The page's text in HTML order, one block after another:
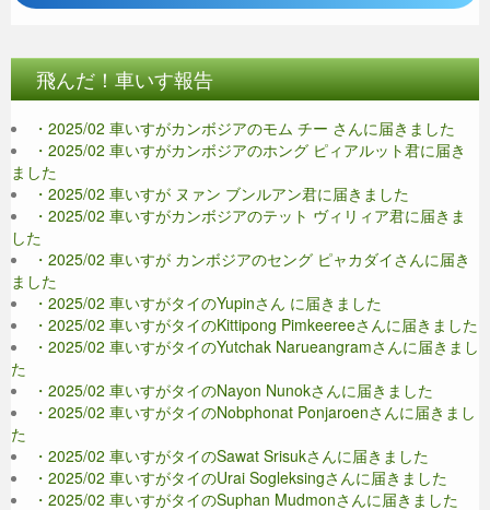
飛んだ！車いす報告
・2025/02 車いすがカンボジアのモム チー さんに届きました
・2025/02 車いすがカンボジアのホング ピィアルット君に届き
ました
・2025/02 車いすが ヌァン ブンルアン君に届きました
・2025/02 車いすがカンボジアのテット ヴィリィア君に届きま
した
・2025/02 車いすが カンボジアのセング ピャカダイさんに届き
ました
・2025/02 車いすがタイのYupinさん に届きました
・2025/02 車いすがタイのKittipong Pimkeereeさんに届きました
・2025/02 車いすがタイのYutchak Narueangramさんに届きまし
た
・2025/02 車いすがタイのNayon Nunokさんに届きました
・2025/02 車いすがタイのNobphonat Ponjaroenさんに届きまし
た
・2025/02 車いすがタイのSawat Srisukさんに届きました
・2025/02 車いすがタイのUrai Sogleksingさんに届きました
・2025/02 車いすがタイのSuphan Mudmonさんに届きました